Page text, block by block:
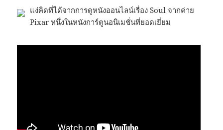
แง่คิดที่ได้จากการดูหนังออนไลน์เรื่อง Soul จากค่าย
Pixar หนึ่งในหนังการ์ตูนอนิเมชั่นที่ยอดเยี่ยม